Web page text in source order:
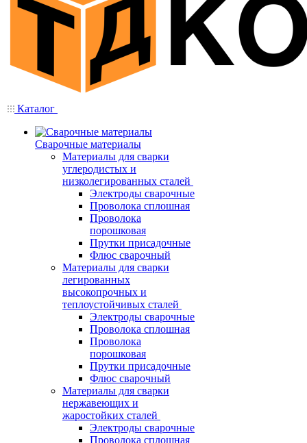
Каталог
Сварочные материалы
Материалы для сварки
углеродистых и
низколегированных сталей
Электроды сварочные
Проволока сплошная
Проволока
порошковая
Прутки присадочные
Флюс сварочный
Материалы для сварки
легированных
высокопрочных и
теплоустойчивых сталей
Электроды сварочные
Проволока сплошная
Проволока
порошковая
Прутки присадочные
Флюс сварочный
Материалы для сварки
нержавеющих и
жаростойких сталей
Электроды сварочные
Проволока сплошная